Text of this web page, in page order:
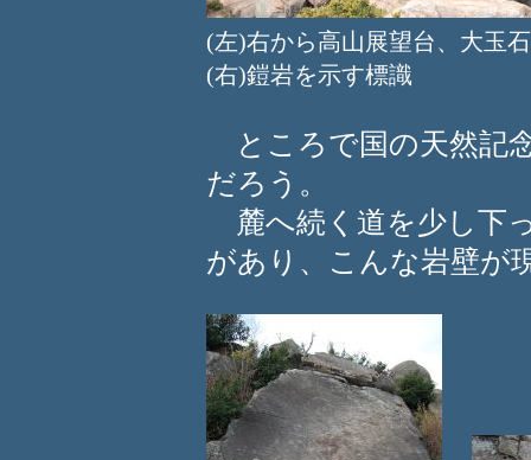
(左)右から高山展望台、
(右)鎧岩を示す標識
ところで国の天然記
だろう。
麓へ続く道を少し下
があり、こんな岩壁が